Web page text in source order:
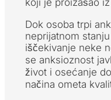
koji je proizašao
Dok osoba trpi
neprijatnom
iščekivanje neke
se anksioznost
život i osećanje
načina ometa